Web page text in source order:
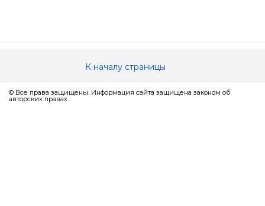
К началу страницы
© Все права защищены. Информация сайта защищена законом об
авторских правах.